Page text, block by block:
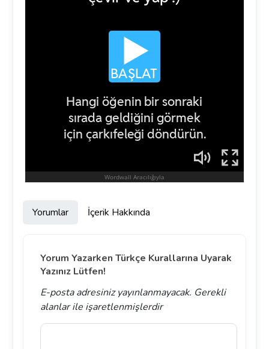
Yorumlar İçerik Hakkında
Yorum Yazarken Türkçe Kurallarına Uyarak
Yazınız Lütfen!
E-posta adresiniz yayınlanmayacak. Gerekli
alanlarile işaretlenmişlerdir